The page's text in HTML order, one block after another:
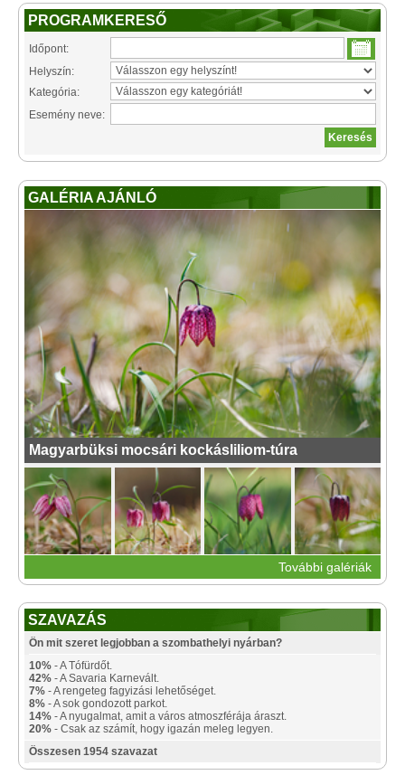
PROGRAMKERESŐ
Időpont:
Helyszín:
Kategória:
Esemény neve:
GALÉRIA AJÁNLÓ
Magyarbüksi mocsári kockásliliom-túra
További galériák
SZAVAZÁS
Ön mit szeret legjobban a szombathelyi nyárban?
10% - A Tófürdőt.
42% - A Savaria Karnevált.
7% - A rengeteg fagyizási lehetőséget.
8% - A sok gondozott parkot.
14% - A nyugalmat, amit a város atmoszférája áraszt.
20% - Csak az számít, hogy igazán meleg legyen.
Összesen 1954 szavazat